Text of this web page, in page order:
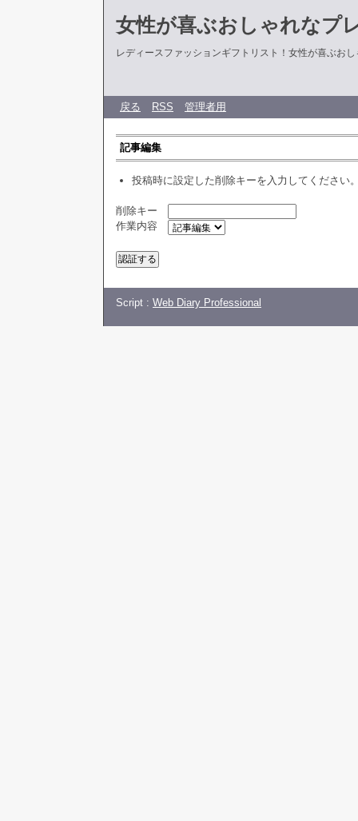
女性が喜ぶおしゃれなプ
レディースファッションギフトリスト！女性が喜ぶお
戻る RSS 管理者用
記事編集
投稿時に設定した削除キーを入力してください
削除キー
作業内容
Script : Web Diary Professional